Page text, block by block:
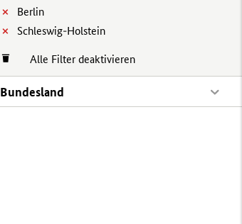
Berlin
Schleswig-Holstein
Alle Filter deaktivieren
Bundesland